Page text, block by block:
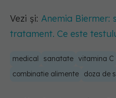
Vezi și: Anemia Biermer:
tratament. Ce este
medical sanatate vitamina C
combinatie alimente
doza de